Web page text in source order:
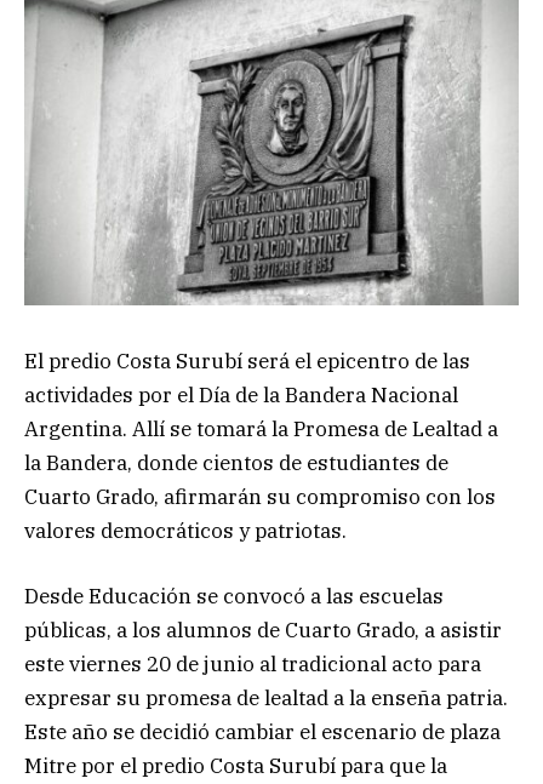
El predio Costa Surubí será el epicentro de las
actividades por el Día de la Bandera Nacional
Argentina. Allí se tomará la Promesa de Lealtad a
la Bandera, donde cientos de estudiantes de
Cuarto Grado, afirmarán su compromiso con los
valores democráticos y patriotas.
Desde Educación se convocó a las escuelas
públicas, a los alumnos de Cuarto Grado, a asistir
este viernes 20 de junio al tradicional acto para
expresar su promesa de lealtad a la enseña patria.
Este año se decidió cambiar el escenario de plaza
Mitre por el predio Costa Surubí para que la